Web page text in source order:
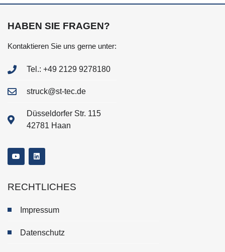
HABEN SIE FRAGEN?
Kontaktieren Sie uns gerne unter:
Tel.: +49 2129 9278180
struck@st-tec.de
Düsseldorfer Str. 115
42781 Haan
RECHTLICHES
Impressum
Datenschutz